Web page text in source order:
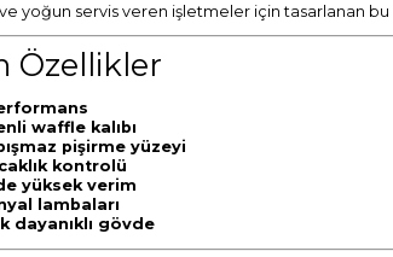
yoğun servis veren işletmeler için tasarlanan bu
Özellikler
waffle kalıbı
pişirme yüzeyi
kontrolü
yüksek verim
lambaları
dayanıklı gövde